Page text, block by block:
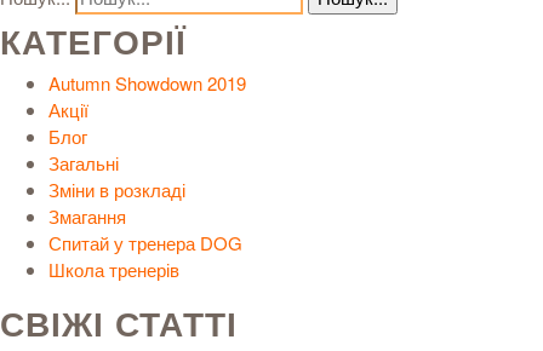
КАТЕГОРІЇ
Autumn Showdown 2019
Акції
Блог
Загальні
Зміни в розкладі
Змагання
Спитай у тренера DOG
Школа тренерів
СВІЖІ СТАТТІ